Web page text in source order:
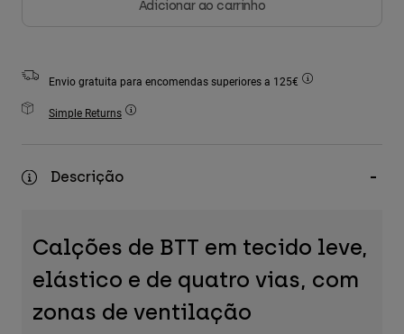
Bags & Backpacks
Hats & Caps
Adicionar ao carrinho
Envio gratuita para encomendas superiores a 125€
Simple Returns
Descrição
Calções de BTT em tecido leve,
elástico e de quatro vias, com
zonas de ventilação